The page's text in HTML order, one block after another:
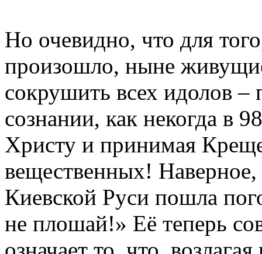
Но очевидно, что для
произошло, ныне
сокрушить всех идолов –
сознании, как некогда в
Христу и принимая
вещественных!
Киевской Руси пошла
не плошай!» Её теперь